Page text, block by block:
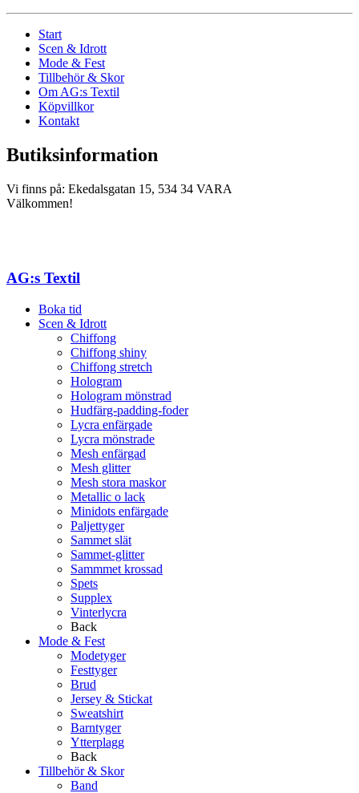
Start
Scen & Idrott
Mode & Fest
Tillbehör & Skor
Om AG:s Textil
Köpvillkor
Kontakt
Butiksinformation
Vi finns på: Ekedalsgatan 15, 534 34 VARA
Välkommen!
AG:s Textil
Boka tid
Scen & Idrott
Chiffong
Chiffong shiny
Chiffong stretch
Hologram
Hologram mönstrad
Hudfärg-padding-foder
Lycra enfärgade
Lycra mönstrade
Mesh enfärgad
Mesh glitter
Mesh stora maskor
Metallic o lack
Minidots enfärgade
Paljettyger
Sammet slät
Sammet-glitter
Sammmet krossad
Spets
Supplex
Vinterlycra
Back
Mode & Fest
Modetyger
Festtyger
Brud
Jersey & Stickat
Sweatshirt
Barntyger
Ytterplagg
Back
Tillbehör & Skor
Band